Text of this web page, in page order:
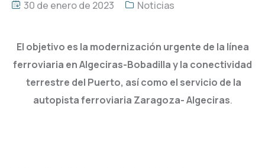
30 de enero de 2023 Noticias
El objetivo es la modernización urgente de la línea
ferroviaria en Algeciras-Bobadilla y la conectividad
terrestre del Puerto, así como el servicio de la
autopista ferroviaria Zaragoza- Algeciras.